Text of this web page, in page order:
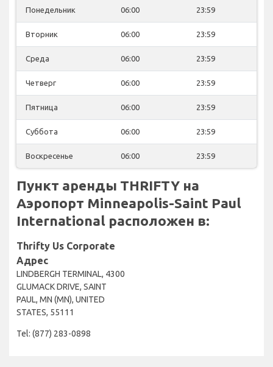
Понедельник 06:00 23:59
Вторник 06:00 23:59
Среда 06:00 23:59
Четверг 06:00 23:59
Пятница 06:00 23:59
Суббота 06:00 23:59
Воскресенье 06:00 23:59
Пункт аренды THRIFTY на
Аэропорт Minneapolis-Saint Paul
International расположен в:
Thrifty Us Corporate
Адрес
LINDBERGH TERMINAL, 4300
GLUMACK DRIVE, SAINT
PAUL, MN (MN), UNITED
STATES, 55111
Tel: (877) 283-0898